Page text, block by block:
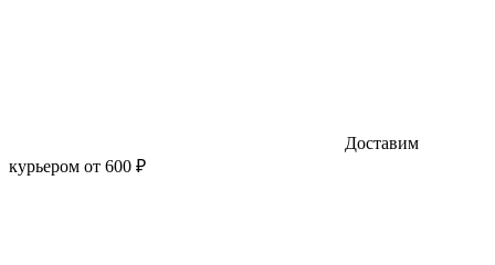
Доставим
курьером от 600 ₽